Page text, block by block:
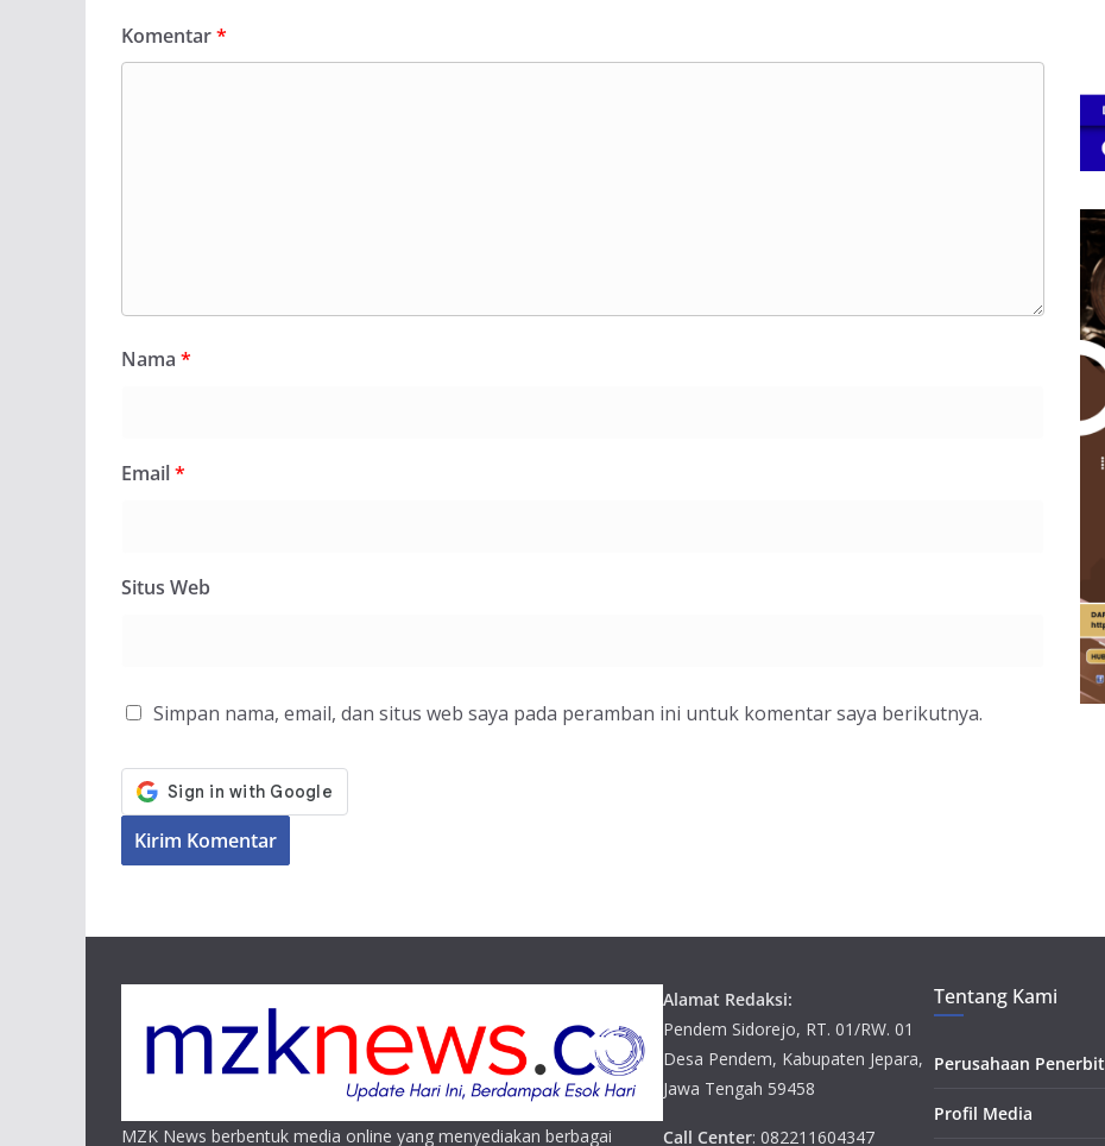
Komentar*
Nama *
Email*
Situs Web
Simpan nama, email, dan situs web saya pada peramban ini untuk komentar saya berikutnya.
MZK News berbentuk media online yang menyediakan berbagai
Alamat Redaksi:
Pendem Sidorejo, RT. 01/RW. 01
Desa Pendem, Kabupaten Jepara,
Jawa Tengah 59458
Call Center: 082211604347
Tentang Kami
Perusahaan Penerbit
Profil Media